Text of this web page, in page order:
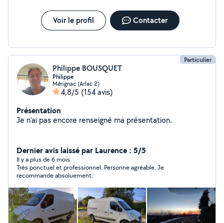
Voir le profil Contacter
Particulier
Philippe BOUSQUET
Philippe
Mérignac (Arlac 2)
4,8/5 (154 avis)
Présentation
Je n'ai pas encore renseigné ma présentation.
Dernier avis laissé par Laurence : 5/5
Il y a plus de 6 mois
Trés ponctuel et professionnel. Personne agréable. Je
recommande absoluement.